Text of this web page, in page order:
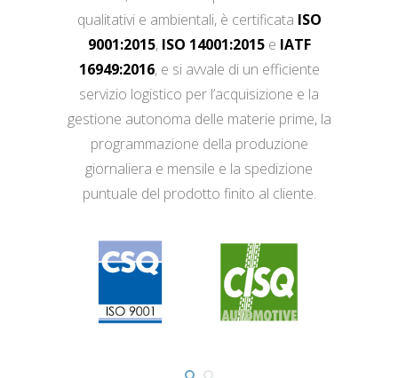
qualitativi e ambientali, è certificata ISO
9001:2015, ISO 14001:2015e IATF
16949:2016, e si avvale di un efficiente
servizio logistico per l’acquisizione e la
gestione autonoma delle materie prime, la
programmazione della produzione
giornaliera e mensile e la spedizione
puntuale del prodotto finito al cliente.